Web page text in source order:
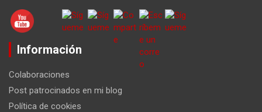
Información
Colaboraciones
Post patrocinados en mi blog
Política de cookies